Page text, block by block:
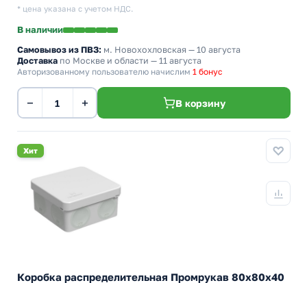
* цена указана с учетом НДС.
В наличии
Самовывоз из ПВЗ: м. Новохохловская — 10 августа
Доставка по Москве и области — 11 августа
Авторизованному пользователю начислим 1 бонус
− + В корзину
Хит
Коробка распределительная Промрукав 80х80х40